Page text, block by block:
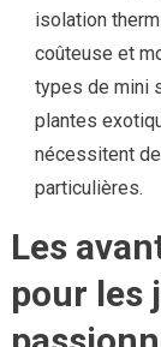
isolation
coûteuse et
types de mini
plantes
nécessitent
particulières.
Les
pour les